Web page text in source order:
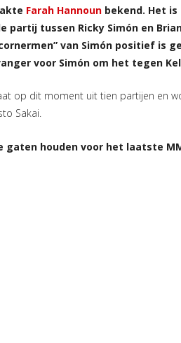
Farah Hannoun bekend. Het
partij tussen Ricky Simón en
van Simón positief is
voor Simón om het tegen
op dit moment uit tien partijen en
Sakai.
gaten houden voor het laatste